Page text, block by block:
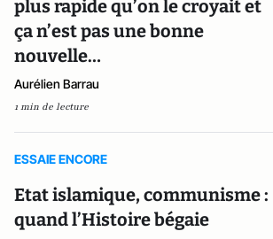
plus rapide qu’on le croyait et
ça n’est pas une bonne
nouvelle…
Aurélien Barrau
1 min de lecture
ESSAIE ENCORE
Etat islamique, communisme :
quand l’Histoire bégaie